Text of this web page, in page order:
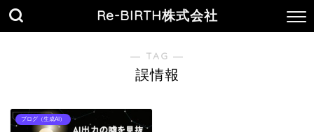
Re-BIRTH株式会社
― TAG ―
誤情報
ブログ（生成AI）